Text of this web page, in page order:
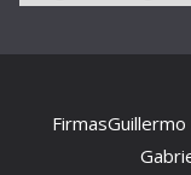
FirmasGuillermo